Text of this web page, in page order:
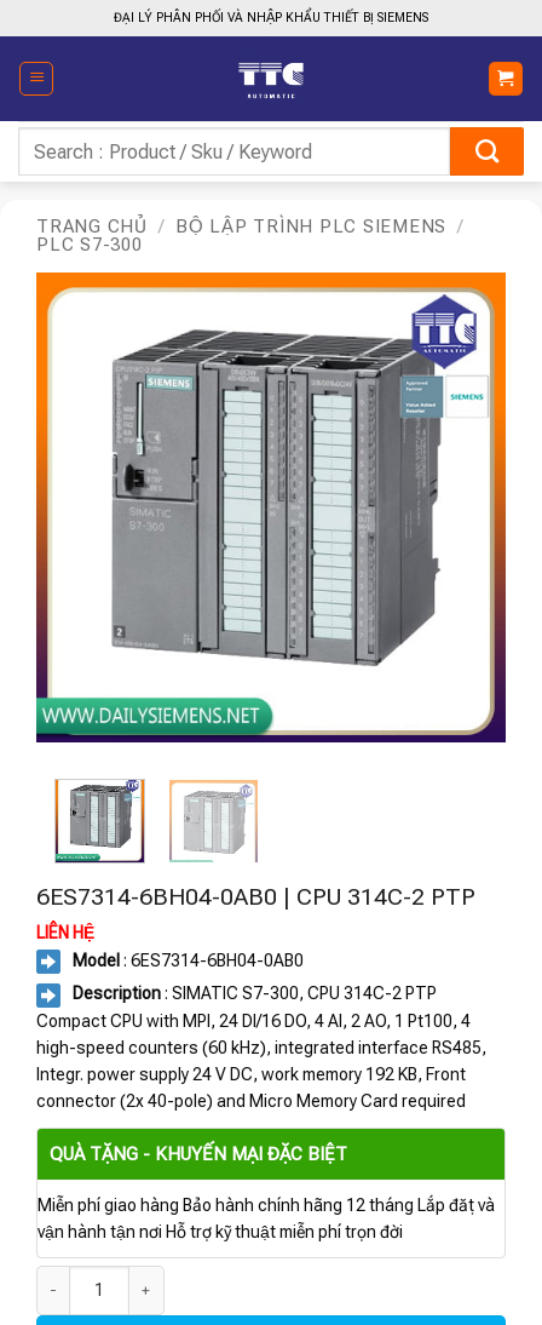
qua
nội
dung
ĐẠI LÝ PHÂN PHỐI VÀ NHẬP KHẨU THIẾT BỊ SIEMENS
kiếm:
TRANG CHỦ / BỘ LẬP TRÌNH PLC SIEMENS
/
PLC S7-300
6ES7314-6BH04-0AB0 | CPU 314C-2 PTP
LIÊN HỆ
Model : 6ES7314-6BH04-0AB0
Description: SIMATIC S7-300, CPU 314C-2 PTP
Compact CPU with MPI, 24 DI/16 DO, 4 AI, 2 AO, 1 Pt100, 4
high-speed counters (60 kHz), integrated interface RS485,
Integr. power supply 24 V DC, work memory 192 KB, Front
connector (2x 40-pole) and Micro Memory Card required
QUÀ TẶNG - KHUYẾN MẠI ĐẶC BIỆT
Miễn phí giao hàng Bảo hành chính hãng 12 tháng Lắp đặt và
vận hành tận nơi Hỗ trợ kỹ thuật miễn phí trọn đời